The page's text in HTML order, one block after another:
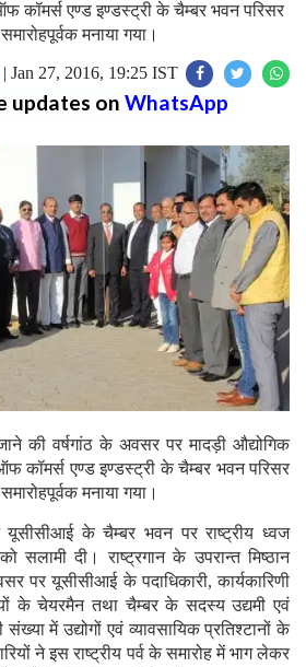
कॉमर्स एण्ड इण्डस्ट्री के चैम्बर भवन परिसर
मनाया गया।
| Jan 27, 2016, 19:25 IST
updates on WhatsApp
की वर्षगांठ के अवसर पर मादड़ी औद्योगिक
कॉमर्स एण्ड इण्डस्ट्री के चैम्बर भवन परिसर
मनाया गया।
यूसीसीआई के चैम्बर भवन पर राष्ट्रीय ध्वज
सलामी दी। राष्ट्रगान के उपरान्त मिष्ठान
पर यूसीसीआई के पदाधिकारी, कार्यकारिणी
के चेयरमैन तथा चैम्बर के सदस्य उद्यमी एवं
में उद्योगों एवं व्यावसायिक प्रतिश्टानों के
ने इस राष्ट्रीय पर्व के समारोह में भाग लेकर